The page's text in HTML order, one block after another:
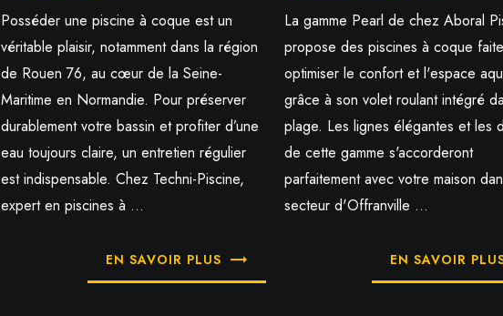
Posséder une piscine à coque est un
véritable plaisir, notamment dans la région
de Rouen 76, au cœur de la Seine-
Maritime en Normandie. Pour préserver
durablement votre bassin et profiter d’une
eau toujours claire, un entretien régulier
est indispensable. Chez Techni-Piscine,
expert en piscines à ...
EN SAVOIR PLUS
La gamme Pearl de chez Aboral
propose des piscines à coque
optimiser le confort et l'espace
grâce à son volet roulant intégré
plage. Les lignes élégantes et les
de cette gamme s'accorderont
parfaitement avec votre maison
secteur d'Offranville ...
EN SAVOIR